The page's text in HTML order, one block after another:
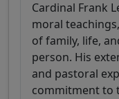
Cardinal Frank
moral
of family, life,
person. His
and pastoral
commitment to